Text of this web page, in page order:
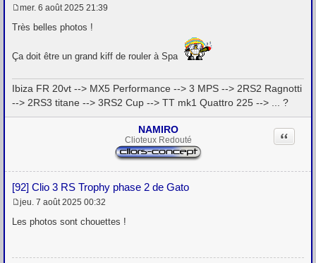
e
a
mer. 6 août 2025 21:39
Très belles photos !
Ça doit être un grand kiff de rouler à Spa
Ibiza FR 20vt --> MX5 Performance --> 3 MPS --> 2RS2 Ragnotti
--> 2RS3 titane --> 3RS2 Cup --> TT mk1 Quattro 225 --> ... ?
NAMIRO
Clioteux Redouté
[92] Clio 3 RS Trophy phase 2 de Gato
Citation
M
e
g
jeu. 7 août 2025 00:32
Les photos sont chouettes !